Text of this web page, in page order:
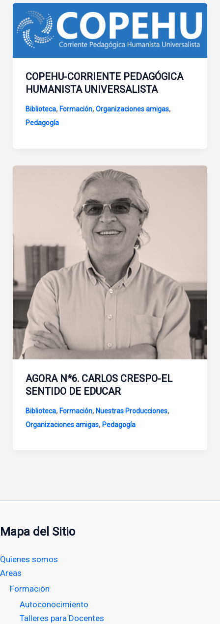
COPEHU-CORRIENTE PEDAGÓGICA
HUMANISTA UNIVERSALISTA
Biblioteca, Formación,Organizaciones amigas,
Pedagogía
AGORA N*6. CARLOS CRESPO-EL
SENTIDO DE EDUCAR
Biblioteca, Formación, Nuestras Producciones,
Organizaciones amigas, Pedagogía
Mapa del Sitio
Quienes somos
Areas
Formación
Autoconocimiento
Talleres para Docentes